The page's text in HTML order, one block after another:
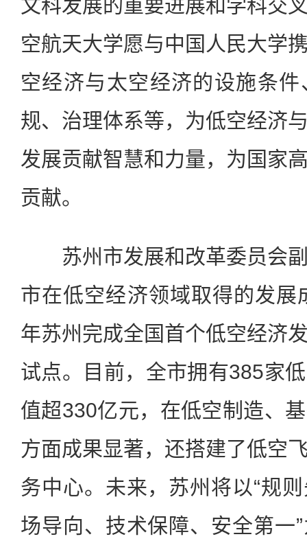
文科发展的重要进展和学科交
空航天大学愿与中国人民大学
空经济与太空经济的设施条
规、治理体系等，为低空经济
发展贡献智慧和力量，为国家
贡献。
苏州市发展和改革委员会副
市在低空经济领域取得的发展
年苏州完成全国首个低空经济
试点。目前，全市拥有385家
值超330亿元，在低空制造、
方面成果显著，还搭建了低空
务中心。未来，苏州将以“规
场导向、技术保障、安全第一